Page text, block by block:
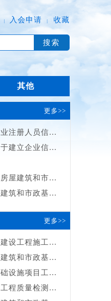
入会申请 收藏
其他
更多>>
关于暂停福建省建设执业注册人员信用评价工作有关事项的通知
国务院办公厅印发《关于建立企业信用状况综合评价体系的实施方案》的通知
关于暂停执行《福建省房屋建筑和市政基础设施工程招标投标管理规定》若干条款的通知
关于印发《福建省房屋建筑和市政基础设施工程招标投标管理规定（试行）》的通知
更多>>
最高法发布《关于审理建设工程施工合同纠纷案件适用法律问题的解释（二）》
关于印发《福建省房屋建筑和市政基础设施工程领域工程款支付担保管理实施办法（2025年版）》的通知
关于房屋建筑和市政基础设施项目工程领域针对“出借资质供他人投标”违法行为行政处罚依据的指导意见
关于印发《福建省建设工程质量检测管理实施细则》的通知